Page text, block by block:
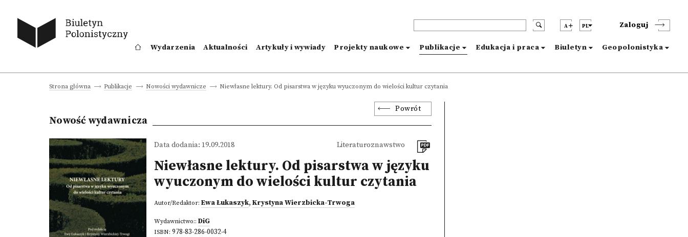
A PL Zaloguj
Wydarzenia Aktualności Artykuły i wywiady Projekty naukowe Publikacje Edukacja i praca Biuletyn Geopolonistyka
Strona główna Publikacje Nowości wydawnicze Niewłasne lektury. Od pisarstwa w języku wyuczonym do wielości kultur czytania
Powrót
Nowość wydawnicza
Data dodania: 19.09.2018 Literaturoznawstwo
Niewłasne lektury. Od pisarstwa w języku
wyuczonym do wielości kultur czytania
Autor/Redaktor: Ewa Łukaszyk,Krystyna Wierzbicka-Trwoga
Wydawnictwo:: DiG
ISBN: 978-83-286-0032-4